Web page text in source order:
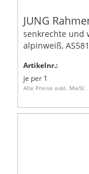
JUNG
senkrechte und
alpinweiß,
Artikelnr.:
je per 1
Alle Preise exkl. MwSt.